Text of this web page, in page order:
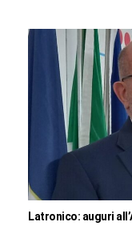
Latronico: auguri